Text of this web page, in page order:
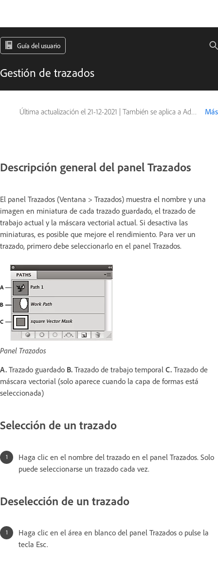
Guía del usuario
Gestión de trazados
Última actualización el 21-12-2021 | También se aplica a Adobe Photoshop CS6 Más
Descripción general del panel Trazados
El panel Trazados (Ventana > Trazados) muestra el nombre y una
imagen en miniatura de cada trazado guardado, el trazado de
trabajo actual y la máscara vectorial actual. Si desactiva las
miniaturas, es posible que mejore el rendimiento. Para ver un
trazado, primero debe seleccionarlo en el panel Trazados.
Panel Trazados
A. Trazado guardado B. Trazado de trabajo temporal C. Trazado de
máscara vectorial (solo aparece cuando la capa de formas está
seleccionada)
Selección de un trazado
Haga clic en el nombre del trazado en el panel Trazados. Solo
puede seleccionarse un trazado cada vez.
Deselección de un trazado
Haga clic en el área en blanco del panel Trazados o pulse la
tecla Esc.